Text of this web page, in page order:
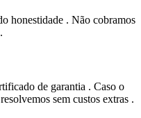
honestidade . Não cobramos
de garantia . Caso o
sem custos extras .